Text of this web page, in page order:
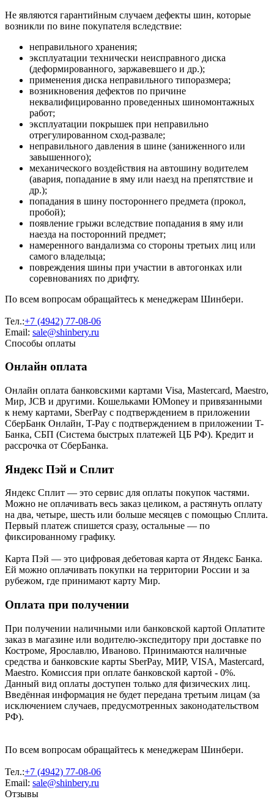
Не являются гарантийным случаем дефекты шин, которые
возникли по вине покупателя вследствие:
неправильного хранения;
эксплуатации технически неисправного диска
(деформированного, заржавевшего и др.);
применения диска неправильного типоразмера;
возникновения дефектов по причине
неквалифицированно проведенных шиномонтажных
работ;
эксплуатации покрышек при неправильно
отрегулированном сход-развале;
неправильного давления в шине (заниженного или
завышенного);
механического воздействия на автошину водителем
(авария, попадание в яму или наезд на препятствие и
др.);
попадания в шину постороннего предмета (прокол,
пробой);
появление грыжи вследствие попадания в яму или
наезда на посторонний предмет;
намеренного вандализма со стороны третьих лиц или
самого владельца;
повреждения шины при участии в автогонках или
соревнованиях по дрифту.
По всем вопросам обращайтесь к менеджерам Шинбери.
Тел.:+7 (4942) 77-08-06
Email: sale@shinbery.ru
Способы оплаты
Онлайн оплата
Онлайн оплата банковскими картами Visa, Mastercard, Maestro,
Мир, JCB и другими. Кошельками ЮMoney и привязанными
к нему картами, SberPay с подтверждением в приложении
СберБанк Онлайн, T-Pay с подтверждением в приложении T-
Банка, СБП (Система быстрых платежей ЦБ РФ). Кредит и
рассрочка от СберБанка.
Яндекс Пэй и Сплит
Яндекс Cплит — это сервис для оплаты покупок частями.
Можно не оплачивать весь заказ целиком, а растянуть оплату
на два, четыре, шесть или больше месяцев с помощью Сплита.
Первый платеж спишется сразу, остальные — по
фиксированному графику.
Карта Пэй — это цифровая дебетовая карта от Яндекс Банка.
Ей можно оплачивать покупки на территории России и за
рубежом, где принимают карту Мир.
Оплата при получении
При получении наличными или банковской картой Оплатите
заказ в магазине или водителю-экспедитору при доставке по
Костроме, Ярославлю, Иваново. Принимаются наличные
средства и банковские карты SberPay, МИР, VISA, Mastercard,
Maestro. Комиссия при оплате банковской картой - 0%.
Данный вид оплаты доступен только для физических лиц.
Введённая информация не будет передана третьим лицам (за
исключением случаев, предусмотренных законодательством
РФ).
По всем вопросам обращайтесь к менеджерам Шинбери.
Тел.:+7 (4942) 77-08-06
Email: sale@shinbery.ru
Отзывы